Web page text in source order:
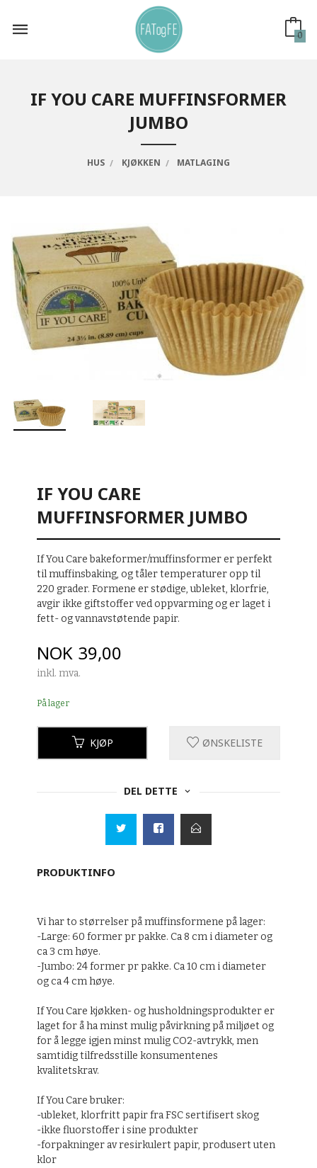
innholdet
0
IF YOU CARE MUFFINSFORMER
JUMBO
HUS KJØKKEN MATLAGING
IF YOU CARE
MUFFINSFORMER JUMBO
If You Care bakeformer/muffinsformer er perfekt
til muffinsbaking, og tåler temperaturer opp til
220 grader. Formene er stødige, ubleket, klorfrie,
avgir ikke giftstoffer ved oppvarming og er laget i
fett- og vannavstøtende papir.
Pris
NOK 39,00
inkl. mva.
På lager
KJØP ØNSKELISTE
DEL DETTE
PRODUKTINFO
Vi har to størrelser på muffinsformene på lager:
-Large: 60 former pr pakke. Ca 8 cm i diameter og
ca 3 cm høye.
-Jumbo: 24 former pr pakke. Ca 10 cm i diameter
og ca 4 cm høye.
If You Care kjøkken- og husholdningsprodukter er
laget for å ha minst mulig påvirkning på miljøet og
for å legge igjen minst mulig CO2-avtrykk, men
samtidig tilfredsstille konsumentenes
kvalitetskrav.
If You Care bruker:
-ubleket, klorfritt papir fra FSC sertifisert skog
-ikke fluorstoffer i sine produkter
-forpakninger av resirkulert papir, produsert uten
klor